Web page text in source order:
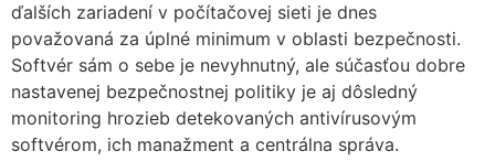
ďalších zariadení v počítačovej sieti je dnes
považovaná za úplné minimum v oblasti bezpečnosti.
Softvér sám o sebe je nevyhnutný, ale súčasťou dobre
nastavenej bezpečnostnej politiky je aj dôsledný
monitoring hrozieb detekovaných antivírusovým
softvérom, ich manažment a centrálna správa.